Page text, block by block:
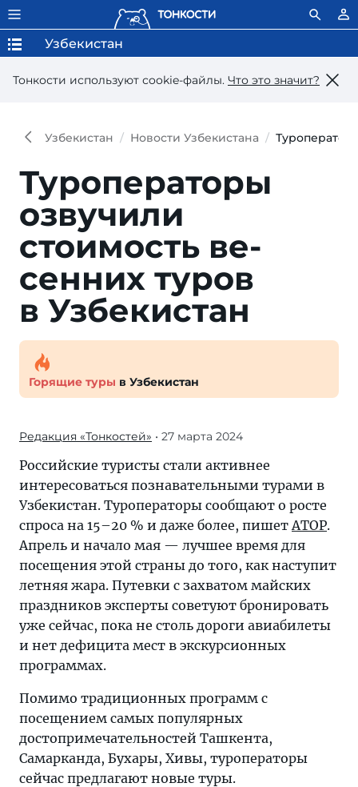
Тонкости используют сookie-файлы. Что это значит?
Узбекистан
Узбекистан Новости Узбекистана
Туроператоры
озвучили
стоимость ве­
сенних туров
в Узбекистан
Горящие туры в Узбекистан
Редакция «Тонкостей» • 27 марта 2024
Российские туристы стали активнее
интересоваться познавательными турами в
Узбекистан. Туроператоры сообщают о росте
спроса на 15–20 % и даже более, пишетАТОР.
Апрель и начало мая — лучшее время для
посещения этой страны до того, как наступит
летняя жара. Путевки с захватом майских
праздников эксперты советуют бронировать
уже сейчас, пока не столь дороги авиабилеты
и нет дефицита мест в экскурсионных
программах.
Помимо традиционных программ с
посещением самых популярных
достопримечательностей Ташкента,
Самарканда, Бухары, Хивы, туроператоры
сейчас предлагают новые туры.